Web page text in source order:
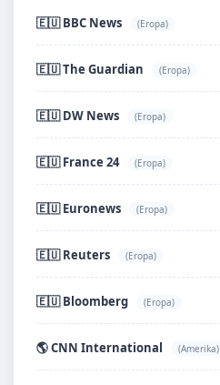
🇪🇺 BBC News (Eropa)
🇪🇺 The Guardian (Eropa)
🇪🇺 DW News (Eropa)
🇪🇺 France 24 (Eropa)
🇪🇺 Euronews (Eropa)
🇪🇺 Reuters (Eropa)
🇪🇺 Bloomberg (Eropa)
🌎 CNN International (Amerika)